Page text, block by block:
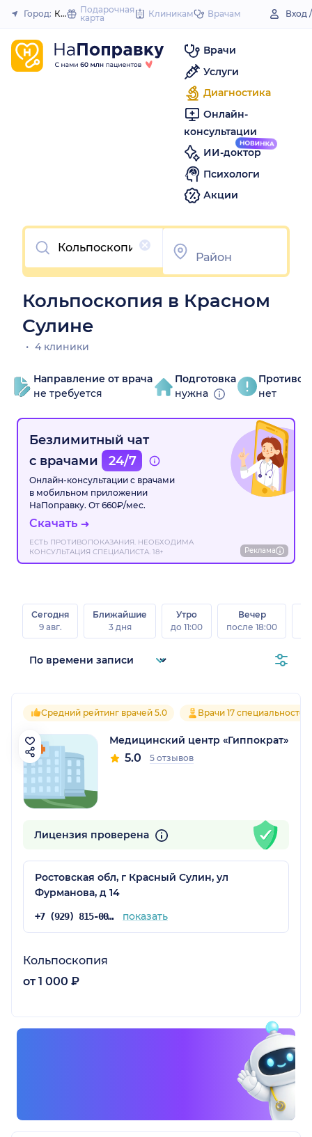
to
Закрыть
Город: Красный Сулин
Подарочная
карта
Клиникам Врачам Вход
Врачи
Услуги
Диагностика
Онлайн-
консультации
ИИ-доктор
Психологи
Акции
Очистить
Кольпоскопия в Красном
Сулине
4 клиники
Направление от врача
не требуется
Подготовка
нужна
нет
Безлимитный чат
с врачами
24/7
Онлайн-консультации с врачами
в мобильном приложении
НаПоправку. От 660₽/мес.
Скачать
ЕСТЬ ПРОТИВОПОКАЗАНИЯ. НЕОБХОДИМА
КОНСУЛЬТАЦИЯ СПЕЦИАЛИСТА. 18+
Реклама
Сегодня
9 авг.
Ближайшие
3 дня
Утро
до 11:00
Вечер
после 18:00
Средний рейтинг врачей 5.0 Врачи 17 специальностей
Медицинский центр «Гиппократ»
5.0 5 отзывов
Лицензия проверена
Ростовская обл, г Красный Сулин, ул
Фурманова, д 14
+7 (929) 815-00-20 показать
Кольпоскопия
от 1 000 ₽